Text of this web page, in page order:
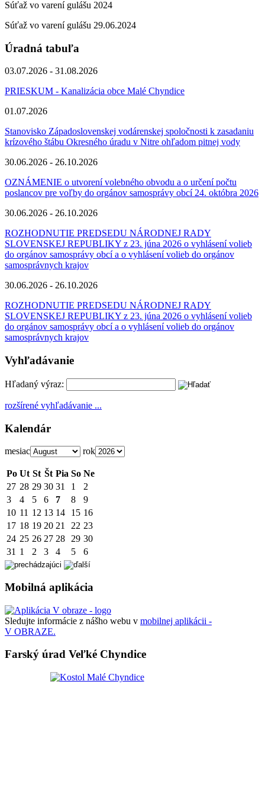
Súťaž vo varení gulášu 2024
Súťaž vo varení gulášu 29.06.2024
Úradná tabuľa
03.07.2026 - 31.08.2026
PRIESKUM - Kanalizácia obce Malé Chyndice
01.07.2026
Stanovisko Západoslovenskej vodárenskej spoločnosti k zasadaniu
krízového štábu Okresného úradu v Nitre ohľadom pitnej vody
30.06.2026 - 26.10.2026
OZNÁMENIE o utvorení volebného obvodu a o určení počtu
poslancov pre voľby do orgánov samosprávy obcí 24. októbra 2026
30.06.2026 - 26.10.2026
ROZHODNUTIE PREDSEDU NÁRODNEJ RADY
SLOVENSKEJ REPUBLIKY z 23. júna 2026 o vyhlásení volieb
do orgánov samosprávy obcí a o vyhlásení volieb do orgánov
samosprávnych krajov
30.06.2026 - 26.10.2026
ROZHODNUTIE PREDSEDU NÁRODNEJ RADY
SLOVENSKEJ REPUBLIKY z 23. júna 2026 o vyhlásení volieb
do orgánov samosprávy obcí a o vyhlásení volieb do orgánov
samosprávnych krajov
Vyhľadávanie
Hľadaný výraz:
rozšírené vyhľadávanie ...
Kalendár
mesiac rok
Po Ut St Št Pia So Ne
27 28 29 30 31 1
2
3
4 5 6 7 8
9
10 11 12 13 14 15 16
17 18 19 20 21 22 23
24 25 26 27 28 29 30
31 1 2 3 4 5 6
Mobilná aplikácia
Sledujte informácie z nášho webu v mobilnej aplikácii -
V OBRAZE.
Farský úrad Veľké Chyndice